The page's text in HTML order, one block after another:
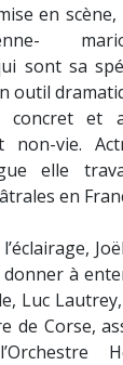
Luc
de Corse,
du
à
il a libéré
Franck
en
Pache